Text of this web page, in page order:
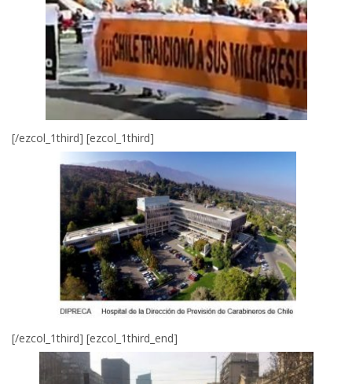
[/ezcol_1third] [ezcol_1third]
[/ezcol_1third] [ezcol_1third_end]